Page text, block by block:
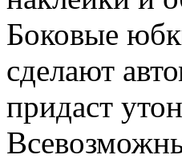
Боковые
сделают
придаст